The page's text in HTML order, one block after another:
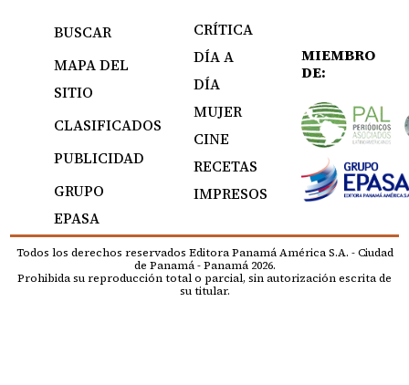
BUSCAR
MAPA DEL
SITIO
CLASIFICADOS
PUBLICIDAD
GRUPO
EPASA
CRÍTICA
DÍA A
DÍA
MUJER
CINE
RECETAS
IMPRESOS
MIEMBRO
DE:
Todos los derechos reservados Editora Panamá América S.A. - Ciudad
de Panamá - Panamá 2026.
Prohibida su reproducción total o parcial, sin autorización escrita de
su titular.